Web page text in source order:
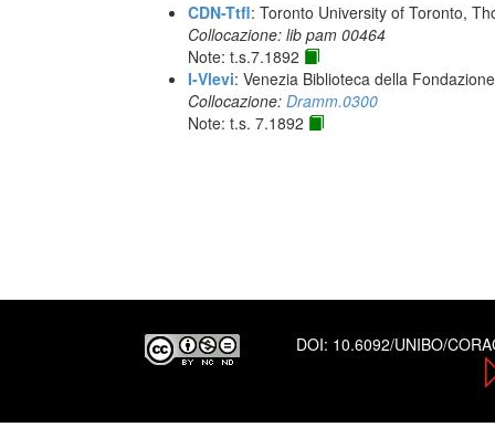
CDN-Ttfl: Toronto University of Toronto,
Collocazione: lib pam 00464
Note: t.s.7.1892
I-Vlevi: Venezia Biblioteca della
Collocazione: Dramm.0300
Note: t.s. 7.1892
DOI: 10.6092/UNIBO/